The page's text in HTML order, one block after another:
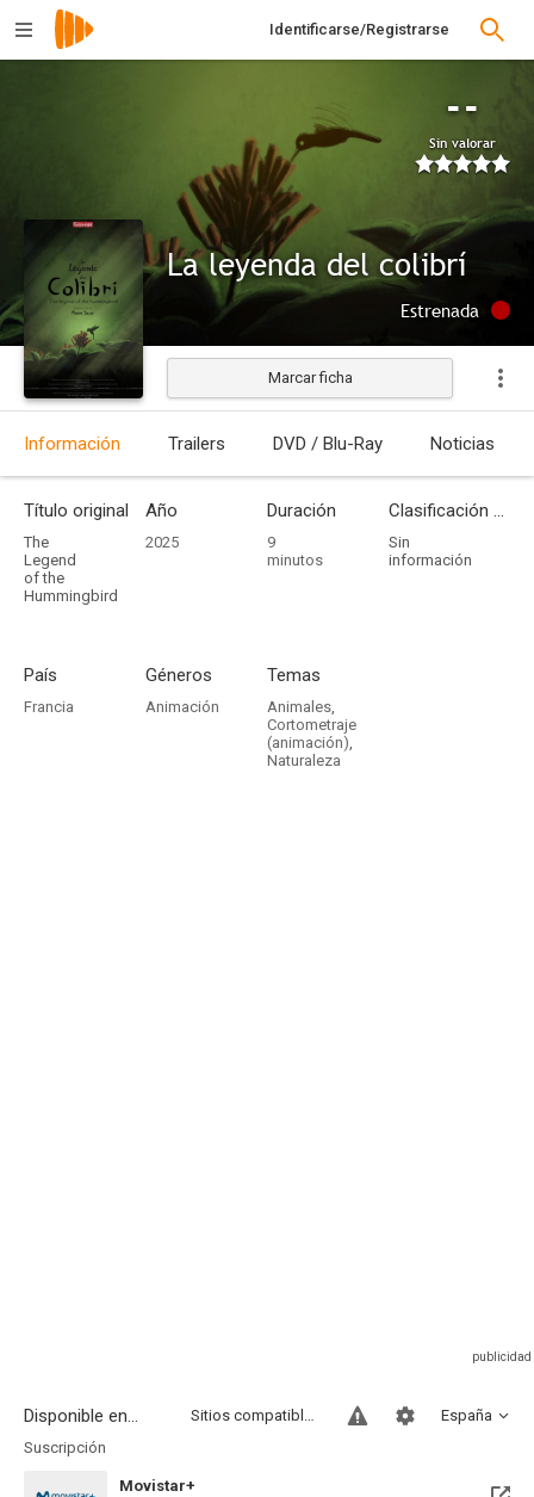
Identificarse/Registrarse
--
Sin valorar
La leyenda del colibrí
Estrenada
Marcar ficha
Información Trailers DVD / Blu-Ray Noticias
Título original
The
Legend
of the
Hummingbird
Año
2025
Duración
9
minutos
Clasificación por edades
Sin
información
País
Francia
Géneros
Animación
Temas
Animales,
Cortometraje
(animación),
Naturaleza
Disponible en... España
Sitios compatibles
Suscripción
Movistar+